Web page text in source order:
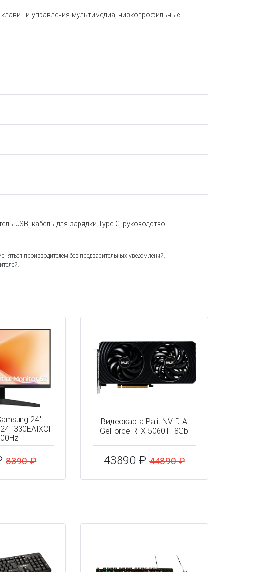
управления мультимедиа, низкопрофильные
USB, кабель для зарядки Type-C, руководство
производителем без предварительных уведомлений.
24"
8390 ₽
Видеокарта Palit NVIDIA
GeForce RTX 5060TI 8Gb
43890 ₽44890 ₽